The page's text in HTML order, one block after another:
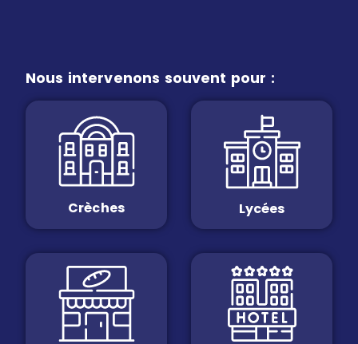
Nous intervenons souvent pour :
Crèches Lycées